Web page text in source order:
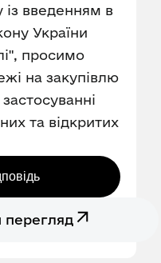
із введенням в
України
просимо
на закупівлю
та відкритих